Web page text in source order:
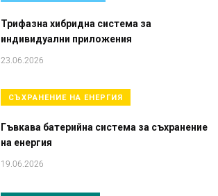
Трифазна хибридна система за
индивидуални приложения
23.06.2026
СЪХРАНЕНИЕ НА ЕНЕРГИЯ
Гъвкава батерийна система за съхранение
на енергия
19.06.2026